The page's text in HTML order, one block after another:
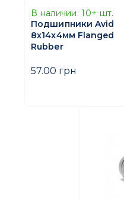
В наличии: 10+ шт.
Подшипники Avid
8х14x4мм Flanged
Rubber
57.00 грн